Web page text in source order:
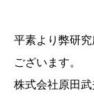
平素より弊研
ございます。
株式会社原田武